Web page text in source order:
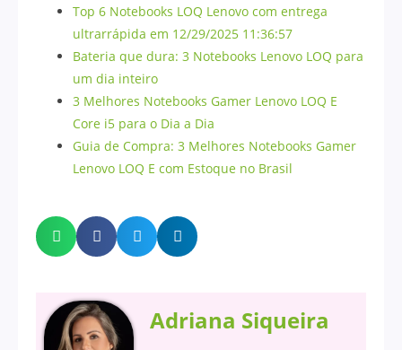
Top 6 Notebooks LOQ Lenovo com entrega
ultrarrápida em 12/29/2025 11:36:57
Bateria que dura: 3 Notebooks Lenovo LOQ para
um dia inteiro
3 Melhores Notebooks Gamer Lenovo LOQ E
Core i5 para o Dia a Dia
Guia de Compra: 3 Melhores Notebooks Gamer
Lenovo LOQ E com Estoque no Brasil
Adriana Siqueira